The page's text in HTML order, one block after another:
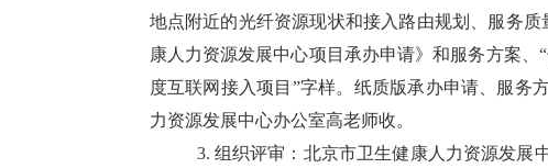
地点附近的光纤资源现状和接入路由规划、服务
康人力资源发展中心项目承办申请》和服务方案、
度互联网接入项目”字样。纸质版承办申请、服务方
力资源发展中心办公室高老师收。
3. 组织评审：北京市卫生健康人力资源发展